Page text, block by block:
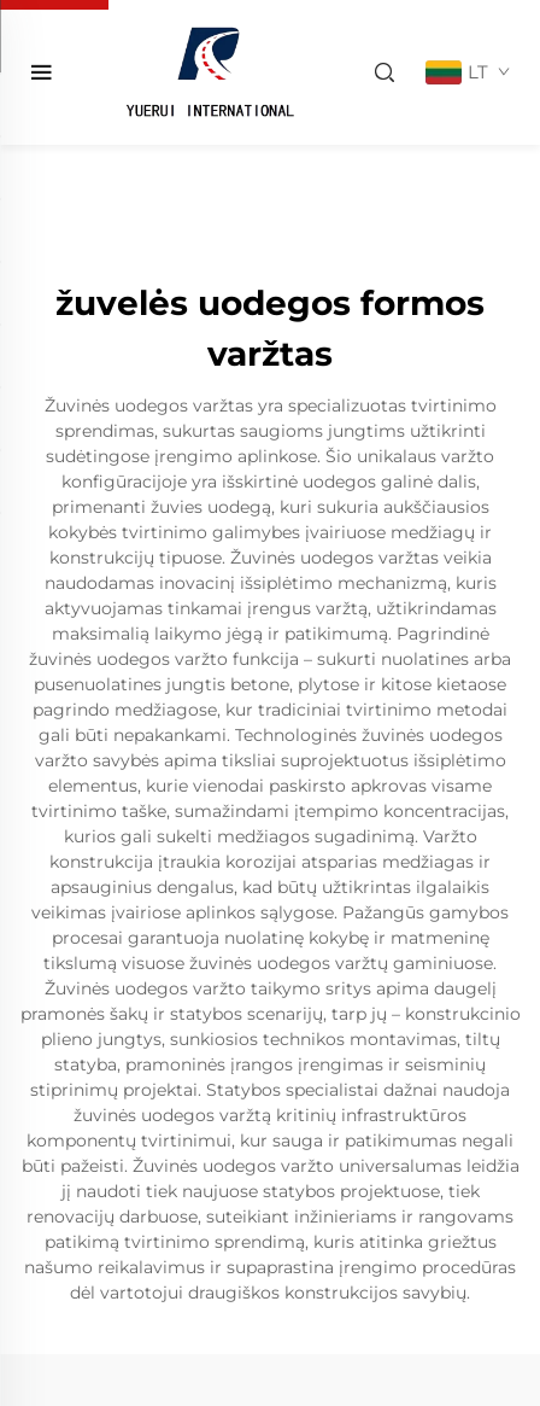
LT
žuvelės uodegos formos
varžtas
Žuvinės uodegos varžtas yra specializuotas tvirtinimo
sprendimas, sukurtas saugioms jungtims užtikrinti
sudėtingose įrengimo aplinkose. Šio unikalaus varžto
konfigūracijoje yra išskirtinė uodegos galinė dalis,
primenanti žuvies uodegą, kuri sukuria aukščiausios
kokybės tvirtinimo galimybes įvairiuose medžiagų ir
konstrukcijų tipuose. Žuvinės uodegos varžtas veikia
naudodamas inovacinį išsiplėtimo mechanizmą, kuris
aktyvuojamas tinkamai įrengus varžtą, užtikrindamas
maksimalią laikymo jėgą ir patikimumą. Pagrindinė
žuvinės uodegos varžto funkcija – sukurti nuolatines arba
pusenuolatines jungtis betone, plytose ir kitose kietaose
pagrindo medžiagose, kur tradiciniai tvirtinimo metodai
gali būti nepakankami. Technologinės žuvinės uodegos
varžto savybės apima tiksliai suprojektuotus išsiplėtimo
elementus, kurie vienodai paskirsto apkrovas visame
tvirtinimo taške, sumažindami įtempimo koncentracijas,
kurios gali sukelti medžiagos sugadinimą. Varžto
konstrukcija įtraukia korozijai atsparias medžiagas ir
apsauginius dengalus, kad būtų užtikrintas ilgalaikis
veikimas įvairiose aplinkos sąlygose. Pažangūs gamybos
procesai garantuoja nuolatinę kokybę ir matmeninę
tikslumą visuose žuvinės uodegos varžtų gaminiuose.
Žuvinės uodegos varžto taikymo sritys apima daugelį
pramonės šakų ir statybos scenarijų, tarp jų – konstrukcinio
plieno jungtys, sunkiosios technikos montavimas, tiltų
statyba, pramoninės įrangos įrengimas ir seisminių
stiprinimų projektai. Statybos specialistai dažnai naudoja
žuvinės uodegos varžtą kritinių infrastruktūros
komponentų tvirtinimui, kur sauga ir patikimumas negali
būti pažeisti. Žuvinės uodegos varžto universalumas leidžia
jį naudoti tiek naujuose statybos projektuose, tiek
renovacijų darbuose, suteikiant inžinieriams ir rangovams
patikimą tvirtinimo sprendimą, kuris atitinka griežtus
našumo reikalavimus ir supaprastina įrengimo procedūras
dėl vartotojui draugiškos konstrukcijos savybių.